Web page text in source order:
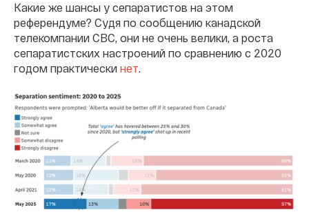
Какие же шансы у сепаратистов на этом
референдуме? Судя по сообщению канадской
телекомпании CBC, они не очень велики, а роста
сепаратистских настроений по сравнению с 2020
годом практически нет.